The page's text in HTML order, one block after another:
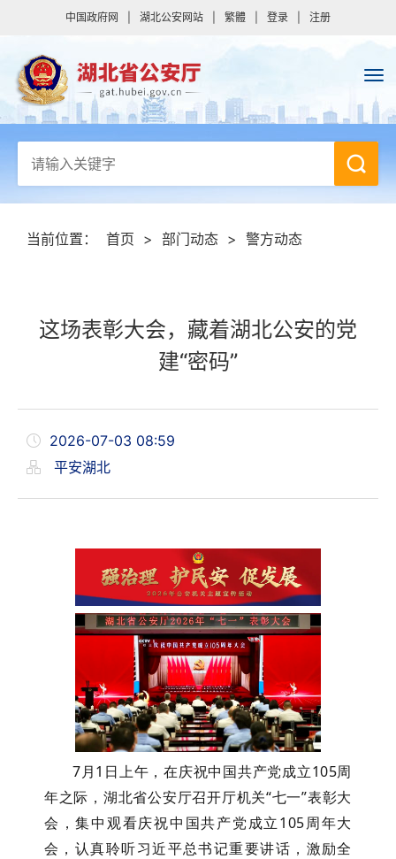
中国政府网 湖北公安网站 繁體 登录 注册
当前位置： 首页 > 部门动态 > 警方动态
这场表彰大会，藏着湖北公安的党
建“密码”
2026-07-03 08:59
平安湖北
7月1 日上午，在庆祝中国共产党成立105周
年之际，湖北省公安厅召开厅机关“七一”表彰大
会，集中观看庆祝中国共产党成立105周年大
会，认真聆听习近平总书记重要讲话，激励全